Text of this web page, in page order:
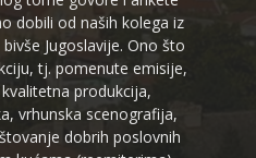
dobili od naših kolega iz
Jugoslavije. Ono što
tj. pomenute emisije,
produkcija,
vrhunska scenografija,
dobrih poslovnih